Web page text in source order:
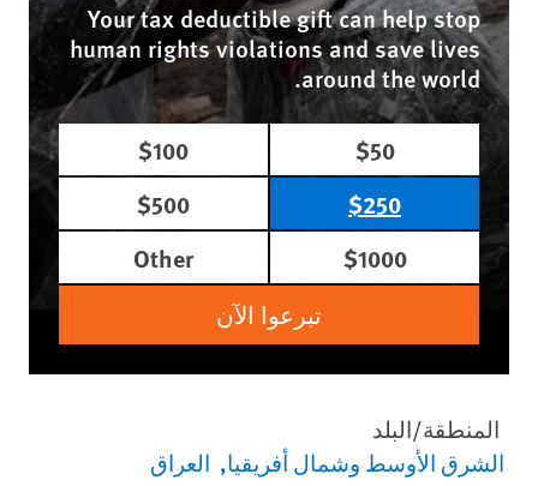
Your tax deductible gift can help stop
human rights violations and save lives
around the world.
$50
$100
$250
$500
$1000
Other
تبرعوا الآن
المنطقة/البلد
الشرق الأوسط وشمال أفريقيا العراق